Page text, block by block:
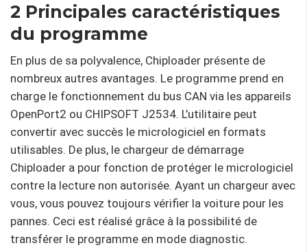
2 Principales caractéristiques
du programme
En plus de sa polyvalence, Chiploader présente de
nombreux autres avantages. Le programme prend en
charge le fonctionnement du bus CAN via les appareils
OpenPort2 ou CHIPSOFT J2534. L’utilitaire peut
convertir avec succès le micrologiciel en formats
utilisables. De plus, le chargeur de démarrage
Chiploader a pour fonction de protéger le micrologiciel
contre la lecture non autorisée. Ayant un chargeur avec
vous, vous pouvez toujours vérifier la voiture pour les
pannes. Ceci est réalisé grâce à la possibilité de
transférer le programme en mode diagnostic.